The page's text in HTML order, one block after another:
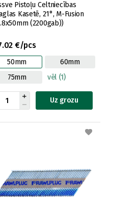
Pistoļu Celtniecības
Kasetē, 21°, M-Fusion
(2200gab))
€/pcs
50mm
60mm
75mm
vēl (1)
Uz grozu